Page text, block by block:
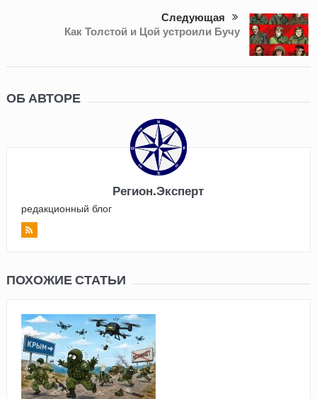
Следующая
Как Толстой и Цой устроили Бучу
ОБ АВТОРЕ
Регион.Эксперт
редакционный блог
ПОХОЖИЕ СТАТЬИ